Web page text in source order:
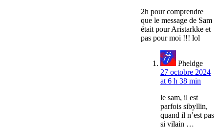
2h pour comprendre
que le message de Sam
était pour Aristarkke et
pas pour moi !!! lol
Pheldge
27 octobre 2024
at 6 h 38 min
le sam, il est
parfois sibyllin,
quand il n’est pas
si vilain …